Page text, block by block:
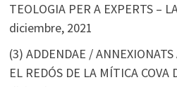
TEOLOGIA PER A EXPERTS –
diciembre, 2021
(3) ADDENDAE /
EL REDÓS DE LA MÍTICA COVA